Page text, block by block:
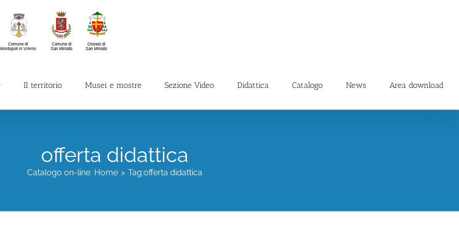
Il territorio Musei e mostre Sezione Video Didattica Catalogo News Area download
offerta didattica
Catalogo on-line: Home Tag:offerta didattica